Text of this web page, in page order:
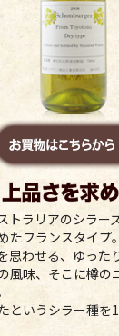
トラリアのシラー
たフランスタイプ。
思わせる、ゆった
風味、そこに樽の
というシラー種を